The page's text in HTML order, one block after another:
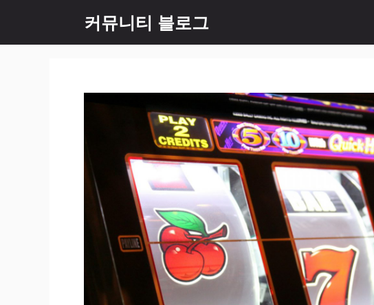
츠
커뮤니티 블로그